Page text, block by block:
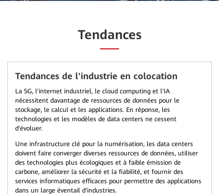
Tendances
Tendances de l'industrie en colocation
La 5G, l'internet industriel, le cloud computing et l'IA
nécessitent davantage de ressources de données pour le
stockage, le calcul et les applications. En réponse, les
technologies et les modèles de data centers ne cessent
d'évoluer.
Une infrastructure clé pour la numérisation, les data centers
doivent faire converger diverses ressources de données, utiliser
des technologies plus écologiques et à faible émission de
carbone, améliorer la sécurité et la fiabilité, et fournir des
services informatiques efficaces pour permettre des applications
dans un large éventail d'industries.